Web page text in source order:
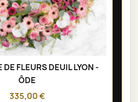
FLEURS DEUIL LYON -
ÔDE
335,00 €